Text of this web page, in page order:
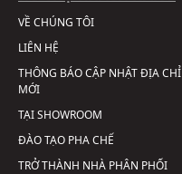
VỀ CHÚNG TÔI
LIÊN HỆ
THÔNG BÁO CẬP NHẬT ĐỊA CHỈ
MỚI
TẠI SHOWROOM
ĐÀO TẠO PHA CHẾ
TRỞ THÀNH NHÀ PHÂN PHỐI